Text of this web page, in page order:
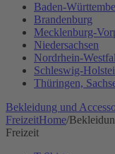
Baden-
Brandenburg
Mecklenburg-
Niedersachsen
Nordrhein-
Schleswig-
Thüringen,
Bekleidung und
FreizeitHome/
Freizeit